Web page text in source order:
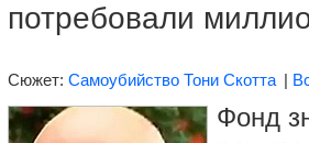
потребовали
Сюжет: Самоубийство Тони Скотта |
Фонд